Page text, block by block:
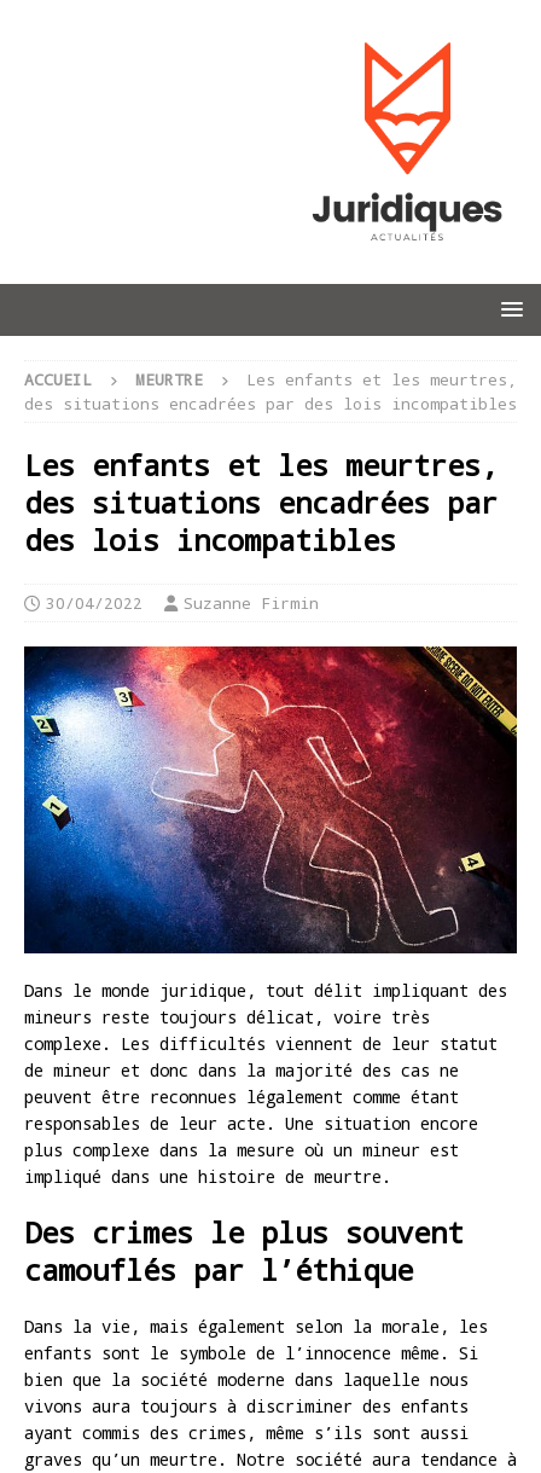
ACCUEIL MEURTRE
Les enfants et les meurtres,
des situations encadrées par des lois incompatibles
Les enfants et les meurtres,
des situations encadrées par
des lois incompatibles
30/04/2022 Suzanne Firmin
Dans le monde juridique, tout délit impliquant des
mineurs reste toujours délicat, voire très
complexe. Les difficultés viennent de leur statut
de mineur et donc dans la majorité des cas ne
peuvent être reconnues légalement comme étant
responsables de leur acte. Une situation encore
plus complexe dans la mesure où un mineur est
impliqué dans une histoire de meurtre.
Des crimes le plus souvent
camouflés par l’éthique
Dans la vie, mais également selon la morale, les
enfants sont le symbole de l’innocence même. Si
bien que la société moderne dans laquelle nous
vivons aura toujours à discriminer des enfants
ayant commis des crimes, même s’ils sont aussi
graves qu’un meurtre. Notre société aura tendance à